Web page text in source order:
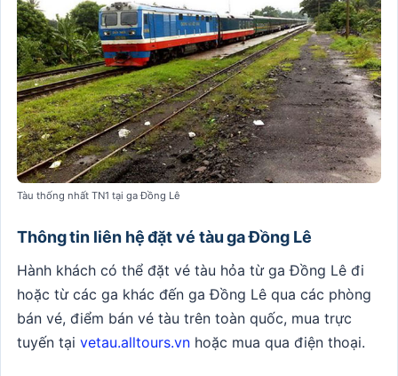
Tàu thống nhất TN1 tại ga Đồng Lê
Thông tin liên hệ đặt vé tàu ga Đồng Lê
Hành khách có thể đặt vé tàu hỏa từ ga Đồng Lê đi
hoặc từ các ga khác đến ga Đồng Lê qua các phòng
bán vé, điểm bán vé tàu trên toàn quốc, mua trực
tuyến tại vetau.alltours.vn hoặc mua qua điện thoại.